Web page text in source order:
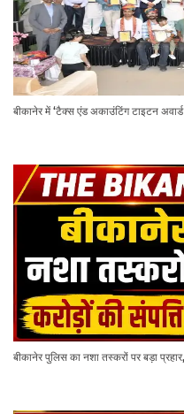
बीकानेर में ‘टैक्स एंड अकाउंटिंग टाइटन
बीकानेर पुलिस का नशा तस्करों पर बड़ा